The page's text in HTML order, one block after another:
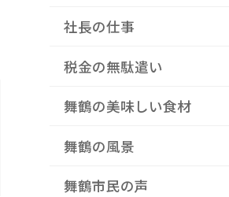
社長の仕事
税金の無駄遣い
舞鶴の美味しい食材
舞鶴の風景
舞鶴市民の声